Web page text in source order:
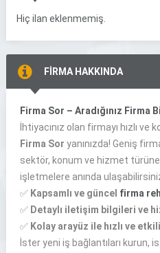
Hiç ilan eklenmemiş.
FİRMA HAKKINDA
Firma Sor – Aradığınız Firma
İhtiyacınız olan firmayı hızlı
Firma Sor yanınızda! Geniş
sektör, konum ve hizmet
işletmelere anında
✅ Kapsamlı ve güncel firma
✅ Detaylı iletişim bilgileri ve
✅ Kolay arayüz ile hızlı ve
İster yeni iş bağlantıları kurun,